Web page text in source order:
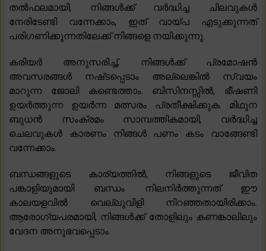
തൽഫലമായി, നിങ്ങൾക്ക് വർദ്ധിച്ച ചിലവുകൾ
നേരിടേണ്ടി വന്നേക്കാം, ഇത് വായ്പ എടുക്കുന്നത്
പരിഗണിക്കുന്നതിലേക്ക് നിങ്ങളെ നയിക്കുന്നു.
കരിയർ അനുസരിച്ച്, നിങ്ങൾക്ക് പ്രമോഷൻ
അവസരങ്ങൾ നഷ്‌ടപ്പെടാം അല്ലെങ്കിൽ സ്വയം
മാറുന്ന ജോലി കണ്ടെത്താം. ബിസിനസ്സിൽ, ഭീഷണി
ഉയർത്തുന്ന ഉയർന്ന മത്സരം പ്രതീക്ഷിക്കുക. മിഥുന
ബുധൻ സംക്രമം സാമ്പത്തികമായി, വർദ്ധിച്ച
ചെലവുകൾ കാരണം നിങ്ങൾ പണം കടം വാങ്ങേണ്ടി
വന്നേക്കാം.
ബന്ധങ്ങളുടെ കാര്യത്തിൽ, നിങ്ങളുടെ ജീവിത
പങ്കാളിയുമായി ബന്ധം നിലനിർത്തുന്നത് ഈ
കാലയളവിൽ വെല്ലുവിളി നിറഞ്ഞതായിരിക്കാം.
ആരോഗ്യപരമായി, നിങ്ങൾക്ക് തോളിലും കണങ്കാലിലും
വേദന അനുഭവപ്പെടാം.